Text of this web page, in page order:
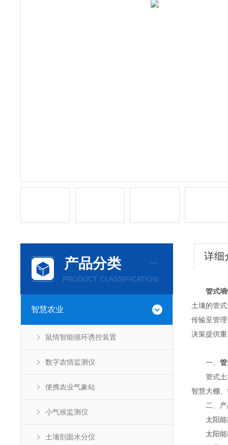
产品分类
PRODUCT CLASSIFICATION
智慧农业
鼠情智能循环诱控装置
数字农情监测仪
便携农业气象站
小气候监测仪
土壤剖面水分仪
详细
管式
土壤的管
传输至管
决策提供
一、
管式土壤
智慧大棚
二、产
太阳能
太阳能